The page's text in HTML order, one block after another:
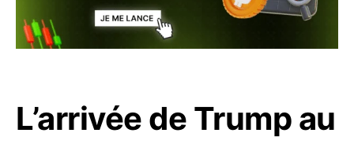
L’arrivée de Trump au